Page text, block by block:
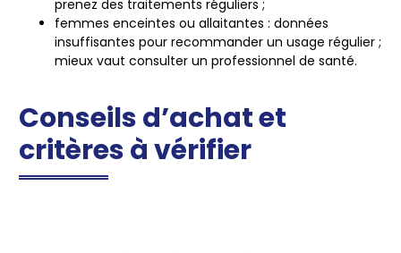
prenez des traitements réguliers ;
femmes enceintes ou allaitantes : données
insuffisantes pour recommander un usage régulier ;
mieux vaut consulter un professionnel de santé.
Conseils d’achat et
critères à vérifier